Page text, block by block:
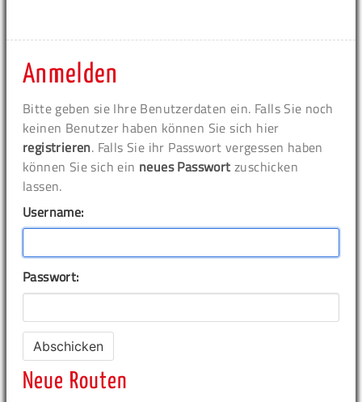
Anmelden
Bitte geben sie Ihre Benutzerdaten ein. Falls Sie noch
keinen Benutzer haben können Sie sich hier
registrieren. Falls Sie ihr Passwort vergessen haben
können Sie sich ein neues Passwort zuschicken
lassen.
Username:
Passwort:
Neue Routen